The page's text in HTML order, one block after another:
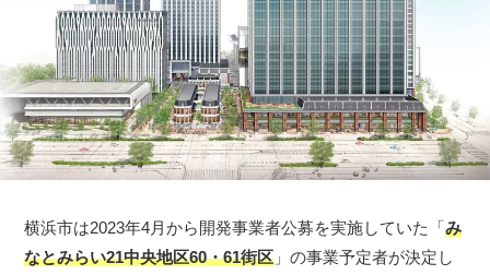
横浜市は2023年4月から開発事業者公募を実施していた「み
なとみらい21中央地区60・61街区 」の事業予定者が決定し